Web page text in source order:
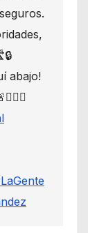
abajo!